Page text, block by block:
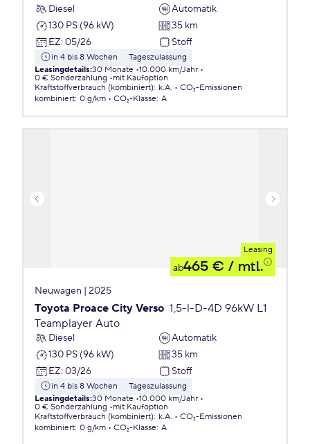
Diesel
Automatik
130 PS (96 kW)
35 km
EZ: 05/26 Stoff
in 4 bis 8 Wochen
Tageszulassung
Leasingdetails:30 Monate 10.000 km/Jahr
0 € Sonderzahlung
mit Kaufoption
Kraftstoffverbrauch (kombiniert): k.A.
CO₂-Emissionen
kombiniert: 0 g/km CO₂-Klasse: A
Leasing
ab465 € / mtl.
Neuwagen | 2025
Toyota Proace City Verso 1,5-l-D-4D 96kW L1
Teamplayer Auto
Diesel
Automatik
130 PS (96 kW)
35 km
EZ: 03/26 Stoff
in 4 bis 8 Wochen
Tageszulassung
Leasingdetails:30 Monate 10.000 km/Jahr
0 € Sonderzahlung
mit Kaufoption
Kraftstoffverbrauch (kombiniert): k.A.
CO₂-Emissionen
kombiniert: 0 g/km CO₂-Klasse: A